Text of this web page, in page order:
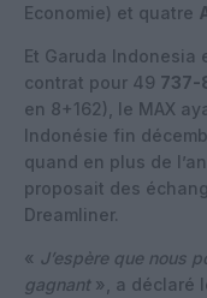
Economie) et quatre
Et Garuda Indonesia
contrat pour 49 737-
en 8+162), le MAX
Indonésie fin
quand en plus de
proposait des
Dreamliner.
« J’espère que nous
gagnant », a déclaré